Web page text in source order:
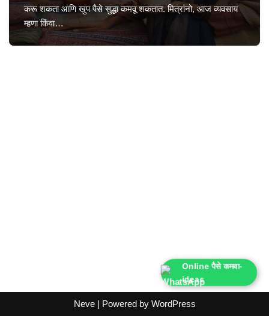
करू शकता आणि खुप पैसे सुद्धा कमवू शकतात. मित्रांनो, आज व्यवसाय
म्हणा किंवा…
Neve| Powered by WordPress
Online पैसे कमवा-
ideas